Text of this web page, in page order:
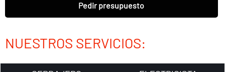
Pedir presupuesto
NUESTROS SERVICIOS: